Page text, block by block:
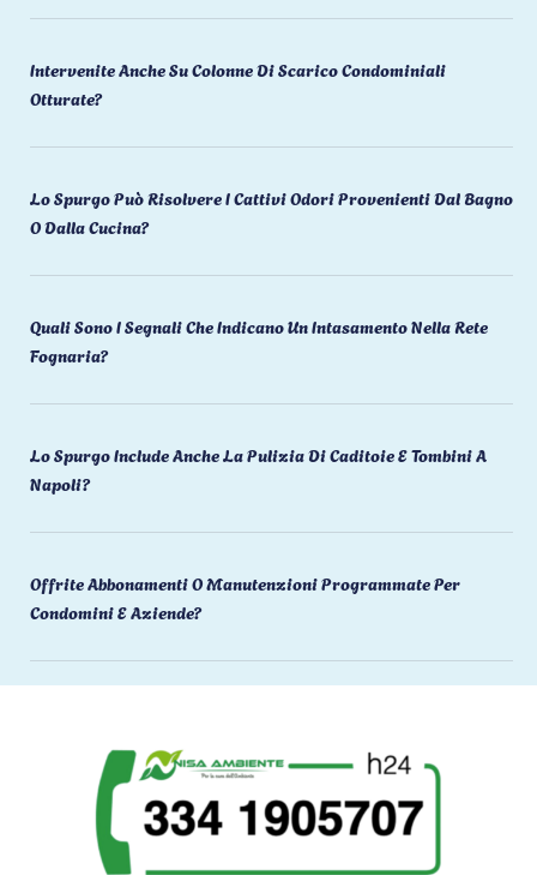
Intervenite Anche Su Colonne Di Scarico Condominiali
Otturate?
Lo Spurgo Può Risolvere I Cattivi Odori Provenienti Dal Bagno
O Dalla Cucina?
Quali Sono I Segnali Che Indicano Un Intasamento Nella Rete
Fognaria?
Lo Spurgo Include Anche La Pulizia Di Caditoie E Tombini A
Napoli?
Offrite Abbonamenti O Manutenzioni Programmate Per
Condomini E Aziende?